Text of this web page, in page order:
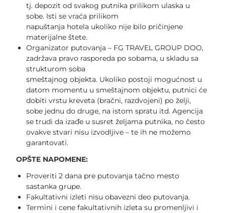
tj. depozit od svakog putnika prilikom ulaska u
sobe. Isti se vraća prilikom
napuštanja hotela ukoliko nije bilo pričinjene
materijalne štete.
Organizator putovanja – FG TRAVEL GROUP DOO,
zadržava pravo rasporeda po sobama, u skladu sa
strukturom soba
smeštajnog objekta. Ukoliko postoji mogućnost u
datom momentu u smeštajnom objektu, putnici će
dobiti vrstu kreveta (bračni, razdvojeni) po želji,
sobe jednu do druge, na istom spratu itd. Agencija
se trudi da izađe u susret željama putnika, no često
ovakve stvari nisu izvodljive – te ih ne možemo
garantovati.
OPŠTE NAPOMENE:
Proveriti 2 dana pre putovanja tačno mesto
sastanka grupe.
Fakultativni izleti nisu obavezni deo putovanja.
Termini i cene fakultativnih izleta su promenljivi i